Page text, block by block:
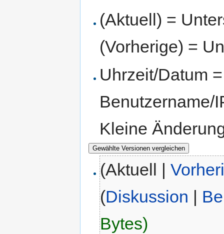
(Aktuell) =
(Vorherige) =
Uhrzeit/Datum
Benutzername/
Kleine
(Aktuell |
(Diskussion
Bytes)